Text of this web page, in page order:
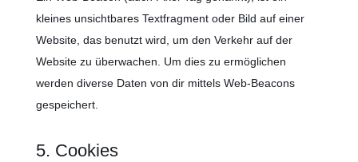
kleines unsichtbares Textfragment oder Bild auf einer
Website, das benutzt wird, um den Verkehr auf der
Website zu überwachen. Um dies zu ermöglichen
werden diverse Daten von dir mittels Web-Beacons
gespeichert.
5. Cookies